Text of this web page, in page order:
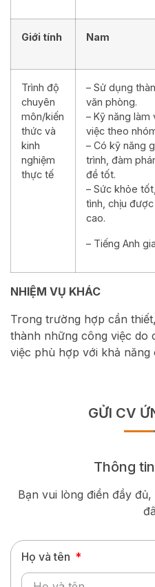
Giới tính Nam
Trình độ
chuyên
môn/kiến
thức và
kinh
nghiệm
thực tế
– Sử dụng
văn phòng.
– Kỹ năng làm
việc theo
– Có kỹ năng
trình, đàm
đề tốt.
– Sức khỏe
tình, chịu
cao.
– Tiếng Anh
NHIỆM VỤ KHÁC
Trong trường hợp cần
thành những công việc do
việc phù hợp với khả năng
GỬI CV
Thông
Bạn vui lòng điền đầy
Họ và tên